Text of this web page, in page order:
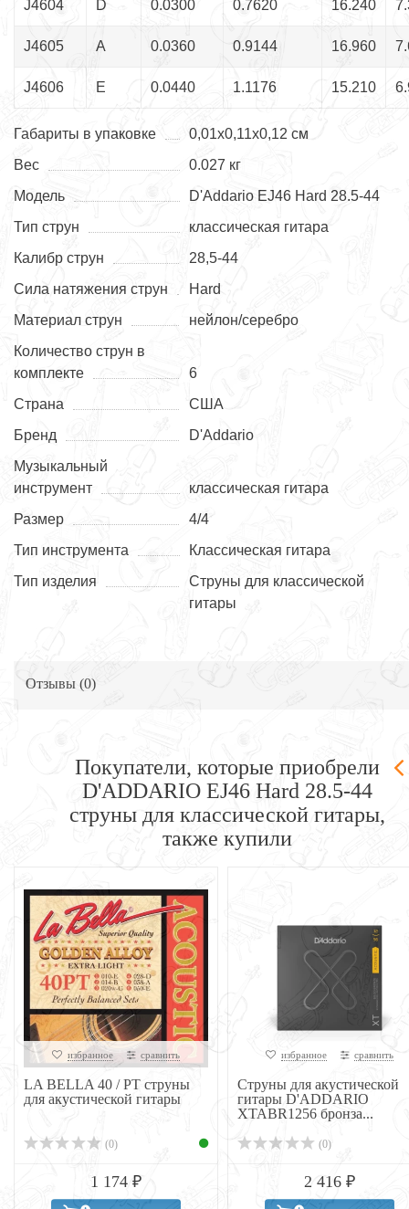
J4604 D 0.0300 0.7620 16.240
J4605 A 0.0360 0.9144 16.960
J4606 E 0.0440 1.1176 15.210
Габариты в упаковке
0,01х0,11х0,12 см
Вес
0.027 кг
Модель
D'Addario EJ46 Hard 28.5-44
Тип струн
классическая гитара
Калибр струн
28,5-44
Сила натяжения струн
Hard
Материал струн
нейлон/серебро
Количество струн в
комплекте
6
Страна
США
Бренд
D'Addario
Музыкальный
инструмент
классическая гитара
Размер
4/4
Тип инструмента
Классическая гитара
Тип изделия
Струны для классической
гитары
Отзывы (0)
Покупатели, которые приобрели
D'ADDARIO EJ46 Hard 28.5-44
струны для классической гитары,
также купили
избранное сравнить
LA BELLA 40 / PT струны
для акустической гитары
(0)
1 174 ₽
избранное сравнить
Струны для акустической
гитары D'ADDARIO
XTABR1256 бронза...
(0)
2 416 ₽